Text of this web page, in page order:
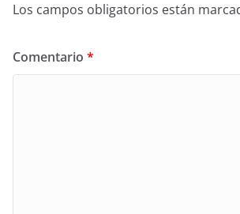
Los campos obligatorios están
Comentario *